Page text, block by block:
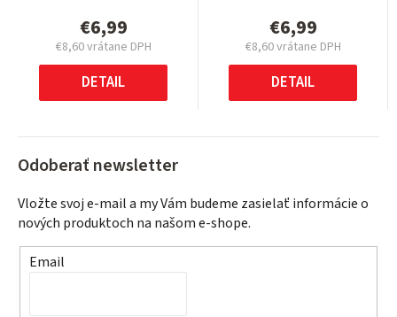
€6,99
€8,60 vrátane DPH
Jednotková
cena:
DETAIL
€6,99
€8,60 vrátane DPH
Jednotková
cena:
DETAIL
Odoberať newsletter
Vložte svoj e-mail a my Vám budeme zasielať informácie o
nových produktoch na našom e-shope.
Email